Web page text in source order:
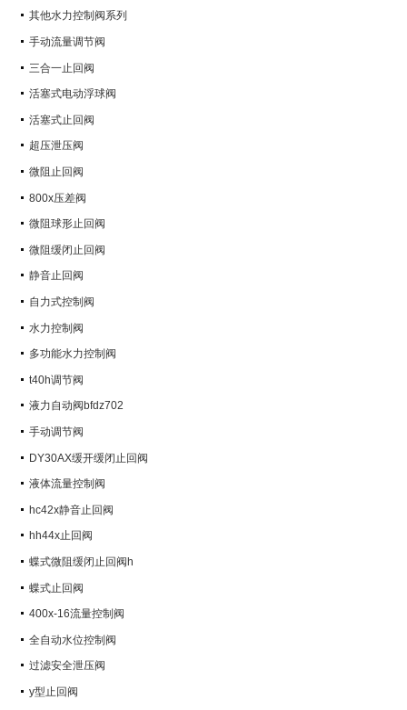
其他水力控制阀系列
手动流量调节阀
三合一止回阀
活塞式电动浮球阀
活塞式止回阀
超压泄压阀
微阻止回阀
800x压差阀
微阻球形止回阀
微阻缓闭止回阀
静音止回阀
自力式控制阀
水力控制阀
多功能水力控制阀
t40h调节阀
液力自动阀bfdz702
手动调节阀
DY30AX缓开缓闭止回阀
液体流量控制阀
hc42x静音止回阀
hh44x止回阀
蝶式微阻缓闭止回阀h
蝶式止回阀
400x-16流量控制阀
全自动水位控制阀
过滤安全泄压阀
y型止回阀